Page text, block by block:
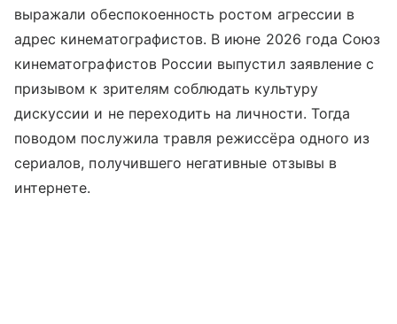
выражали обеспокоенность ростом агрессии в
адрес кинематографистов. В июне 2026 года Союз
кинематографистов России выпустил заявление с
призывом к зрителям соблюдать культуру
дискуссии и не переходить на личности. Тогда
поводом послужила травля режиссёра одного из
сериалов, получившего негативные отзывы в
интернете.